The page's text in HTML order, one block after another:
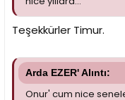
Teşekkürler Timur.
Arda EZER' Alıntı:
Onur' cum nice